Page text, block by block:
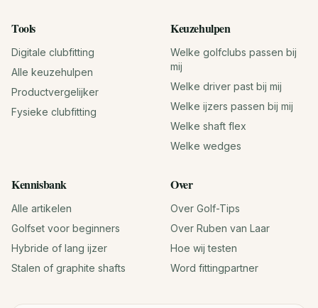
Tools
Digitale clubfitting
Alle keuzehulpen
Productvergelijker
Fysieke clubfitting
Keuzehulpen
Welke golfclubs passen bij
mij
Welke driver past bij mij
Welke ijzers passen bij mij
Welke shaft flex
Welke wedges
Kennisbank
Alle artikelen
Golfset voor beginners
Hybride of lang ijzer
Stalen of graphite shafts
Over
Over Golf-Tips
Over Ruben van Laar
Hoe wij testen
Word fittingpartner